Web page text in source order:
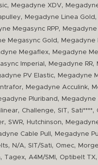
, Megadyne XDV,
, Megadyne Linea Gold ,
Megasync RPP,
Megasync Gold ,
Megadyne
Megaflex, Megadyne
Imperial , Megadyne RR,
PV Elastic, Megadyne
, Megadyne Acculink,
Pluriband , Megadyne
, Challenge, SIT, Sati****,
, SWR, Hutchinson,
Cable Pull , Megadyne
, N/A, SIT/Sati, Omec,
, Tagex, A4M/SMI , Optibelt TX,